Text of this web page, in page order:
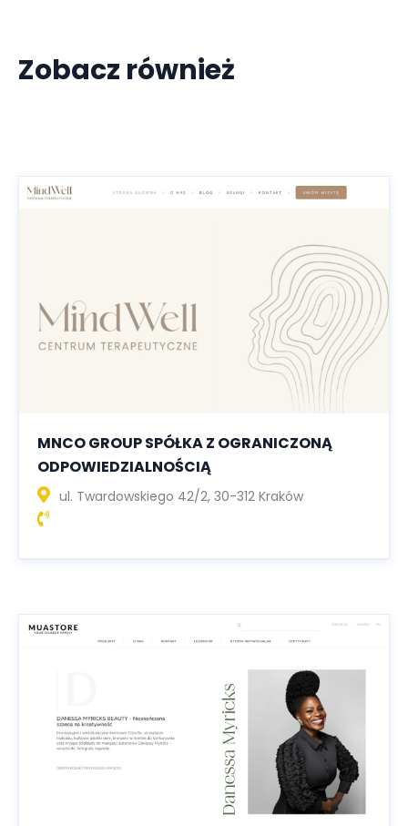
Zobacz również
MNCO GROUP SPÓŁKA Z OGRANICZONĄ
ODPOWIEDZIALNOŚCIĄ
ul. Twardowskiego 42/2, 30-312 Kraków